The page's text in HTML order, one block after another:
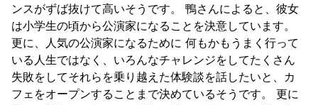
ンスがずば抜けて高いそうです。 鴨さんによると、彼女
は小学生の頃から公演家になることを決意しています。
更に、人気の公演家になるために 何もかもうまく行って
いる人生ではなく、いろんなチャレンジをしてたくさん
失敗をしてそれらを乗り越えた体験談を話したいと、カ
フェをオープンすることまで決めているそうです。 更に